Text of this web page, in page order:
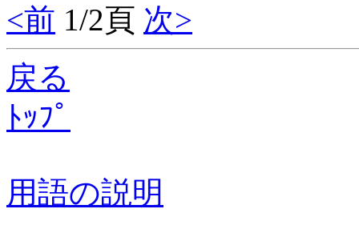
<前 1/2頁 次>
戻る
ﾄｯﾌﾟ
用語の説明